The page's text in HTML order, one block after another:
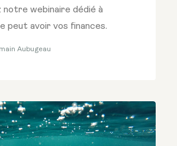
notre webinaire dédié à
peut avoir vos finances.
Aubugeau